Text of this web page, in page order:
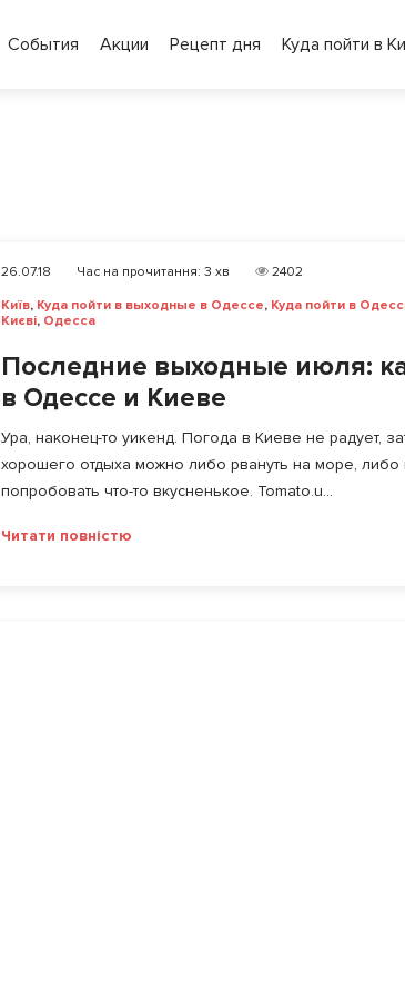
События Акции Рецепт дня Куда пойти в
26.07.18 Час на прочитання: 3 хв
2402
Київ, Куда пойти в выходные в Одессе, Куда пойти в
Києві, Одесса
Последние выходные июля:
в Одессе и Киеве
Ура, наконец-то уикенд. Погода в Киеве не радует,
хорошего отдыха можно либо рвануть на море, либо
попробовать что-то вкусненькое. Tomato.u...
Читати повністю